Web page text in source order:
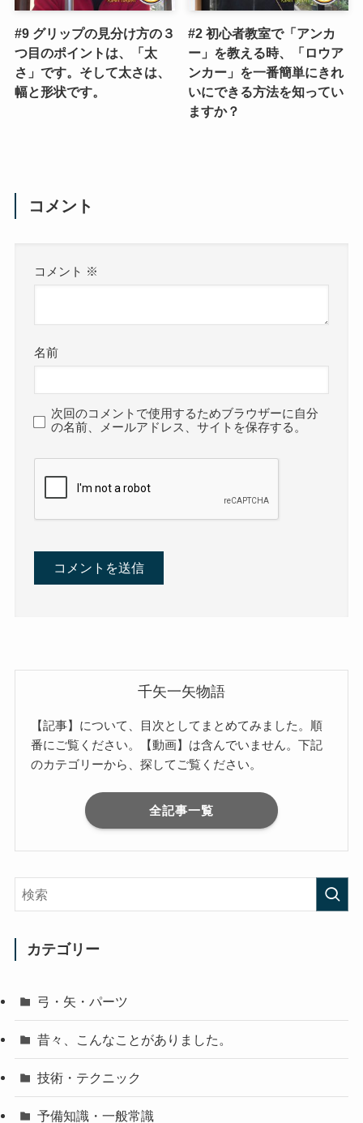
#9 グリップの見分け方の３
つ目のポイントは、「太
さ」です。そして太さは、
幅と形状です。
#2 初心者教室で「アンカ
ー」を教える時、「ロウア
ンカー」を一番簡単にきれ
いにできる方法を知ってい
ますか？
コメント
コメント ※
名前
次回のコメントで使用するためブラウザーに自分
の名前、メールアドレス、サイトを保存する。
千矢一矢物語
【記事】について、目次としてまとめてみました。順
番にご覧ください。【動画】は含んでいません。下記
のカテゴリーから、探してご覧ください。
全記事一覧
カテゴリー
弓・矢・パーツ
昔々、こんなことがありました。
技術・テクニック
予備知識・一般常識